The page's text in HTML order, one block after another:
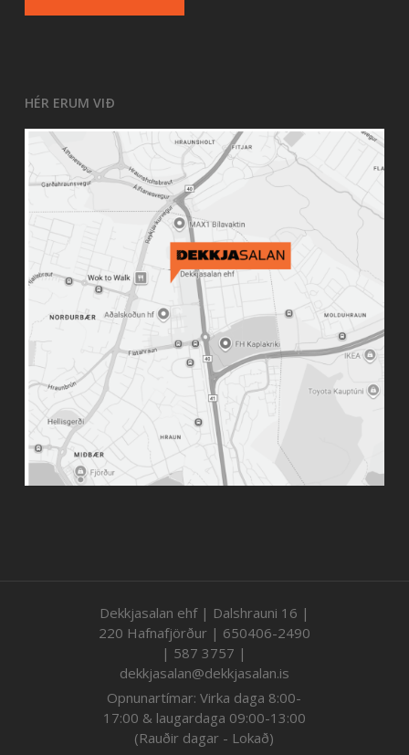
HÉR ERUM VIÐ
Dekkjasalan ehf | Dalshrauni 16 |
220 Hafnafjörður | 650406-2490
| 587 3757 |
dekkjasalan@dekkjasalan.is
Opnunartímar: Virka daga 8:00-
17:00 & laugardaga 09:00-13:00
(Rauðir dagar - Lokað)